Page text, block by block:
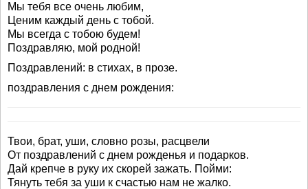
Мы тебя все очень любим,
Ценим каждый день с тобой.
Мы всегда с тобою будем!
Поздравляю, мой родной!
Поздравлений: в стихах, в прозе.
поздравления с днем рождения:
Твои, брат, уши, словно розы, расцвели
От поздравлений с днем рожденья и подарков.
Дай крепче в руку их скорей зажать. Пойми:
Тянуть тебя за уши к счастью нам не жалко.